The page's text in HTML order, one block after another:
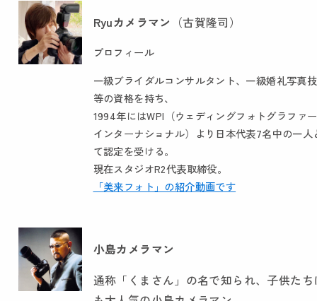
Ryuカメラマン （古賀隆司）
プロフィール
一級ブライダルコンサルタント、一級婚礼写真
等の資格を持ち、
1994年にはWPI（ウェディングフォトグラファ
インターナショナル）より日本代表7名中の一人
て認定を受ける。
現在スタジオR2代表取締役。
「美来フォト」の紹介動画です
小島カメラマン
通称「くまさん」の名で知られ、子供たち